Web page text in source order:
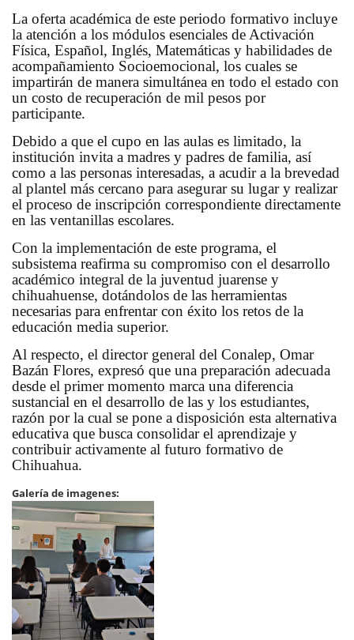
La oferta académica de este periodo formativo incluye
la atención a los módulos esenciales de Activación
Física, Español, Inglés, Matemáticas y habilidades de
acompañamiento Socioemocional, los cuales se
impartirán de manera simultánea en todo el estado con
un costo de recuperación de mil pesos por
participante.
Debido a que el cupo en las aulas es limitado, la
institución invita a madres y padres de familia, así
como a las personas interesadas, a acudir a la brevedad
al plantel más cercano para asegurar su lugar y realizar
el proceso de inscripción correspondiente directamente
en las ventanillas escolares.
Con la implementación de este programa, el
subsistema reafirma su compromiso con el desarrollo
académico integral de la juventud juarense y
chihuahuense, dotándolos de las herramientas
necesarias para enfrentar con éxito los retos de la
educación media superior.
Al respecto, el director general del Conalep, Omar
Bazán Flores, expresó que una preparación adecuada
desde el primer momento marca una diferencia
sustancial en el desarrollo de las y los estudiantes,
razón por la cual se pone a disposición esta alternativa
educativa que busca consolidar el aprendizaje y
contribuir activamente al futuro formativo de
Chihuahua.
Galería de imagenes: